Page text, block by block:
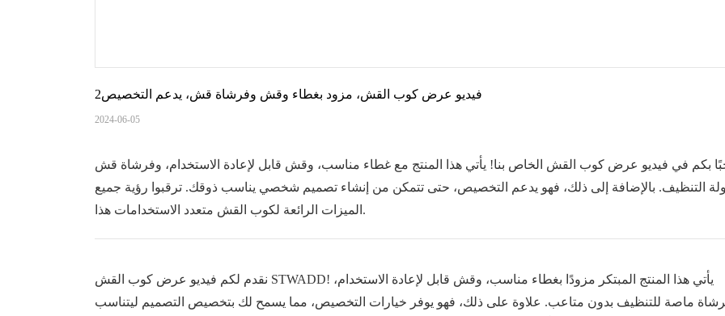
فيديو عرض كوب القش، مزود بغطاء وقش وفرشاة قش، يدعم التخصيص2
2024-06-05
بكم في فيديو عرض كوب القش الخاص بنا! يأتي هذا المنتج مع غطاء مناسب، وقش قابل لإعادة الاستخدام، وفرشاة قش
التنظيف. بالإضافة إلى ذلك، فهو يدعم التخصيص، حتى تتمكن من إنشاء تصميم شخصي يناسب ذوقك. ترقبوا رؤية جميع
الميزات الرائعة لكوب القش متعدد الاستخدامات هذا.
نقدم لكم فيديو عرض كوب القش STWADD! يأتي هذا المنتج المبتكر مزودًا بغطاء مناسب، وقش قابل لإعادة الاستخدام،
ماصة للتنظيف بدون متاعب. علاوة على ذلك، فهو يوفر خيارات التخصيص، مما يسمح لك بتخصيص التصميم ليتناسب